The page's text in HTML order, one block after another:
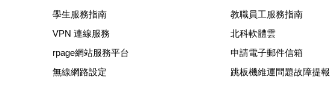
學生服務指南 教職員工服務指南
VPN 連線服務
北科軟體雲
rpage網站服務平台
申請電子郵件信箱
無線網路設定
跳板機維運問題故障提報